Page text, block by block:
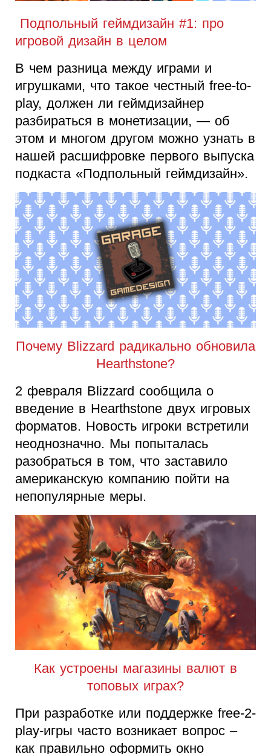
Подпольный геймдизайн #1: про
игровой дизайн в целом
В чем разница между играми и
игрушками, что такое честный free-to-
play, должен ли геймдизайнер
разбираться в монетизации, — об
этом и многом другом можно узнать в
нашей расшифровке первого выпуска
подкаста «Подпольный геймдизайн».
Почему Blizzard радикально обновила
Hearthstone?
2 февраля Blizzard сообщила о
введение в Hearthstone двух игровых
форматов. Новость игроки встретили
неоднозначно. Мы попыталась
разобраться в том, что заставило
американскую компанию пойти на
непопулярные меры.
Как устроены магазины валют в
топовых играх?
При разработке или поддержке free-2-
play-игры часто возникает вопрос –
как правильно оформить окно